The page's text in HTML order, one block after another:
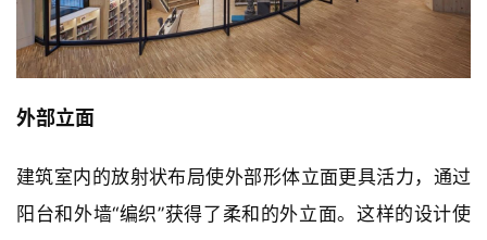
外部立面
建筑室内的放射状布局使外部形体立面更具活力，通过
阳台和外墙“编织”获得了柔和的外立面。这样的设计使